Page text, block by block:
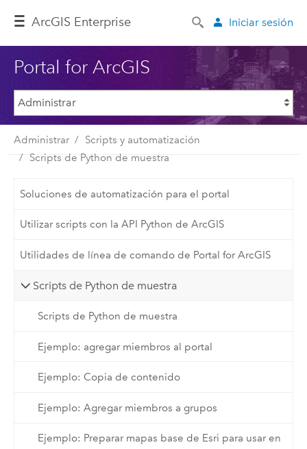
ArcGIS Enterprise Iniciar sesión
Portal for ArcGIS
Administrar
Scripts y automatización
Scripts de Python de muestra
Soluciones de automatización para el portal
Utilizar scripts con la API Python de ArcGIS
Utilidades de línea de comando de Portal for ArcGIS
Scripts de Python de muestra
Scripts de Python de muestra
Ejemplo: agregar miembros al portal
Ejemplo: Copia de contenido
Ejemplo: Agregar miembros a grupos
Ejemplo: Preparar mapas base de Esri para usar en